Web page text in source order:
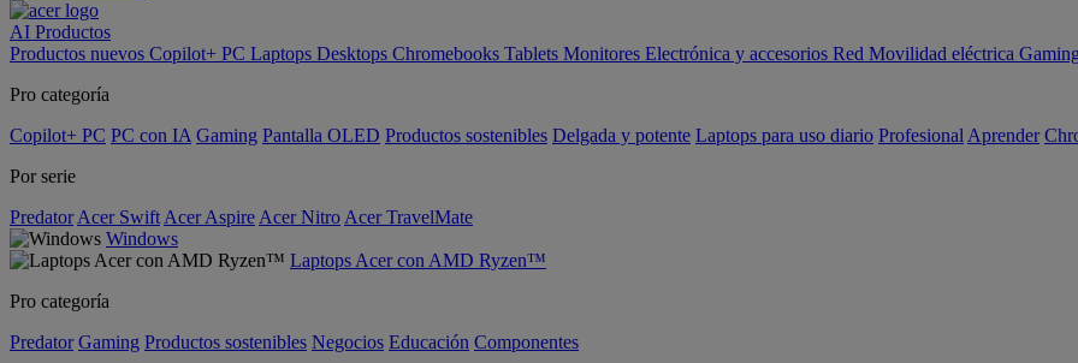
AI Productos
Productos nuevos Copilot+ PC Laptops Desktops Chromebooks Tablets Monitores Electrónica y accesorios Red Movilidad eléctrica
Pro categoría
Copilot+ PC PC con IA Gaming Pantalla OLED Productos sostenibles Delgada y potente Laptops para uso diario Profesional Aprender
Por serie
Predator Acer Swift Acer Aspire Acer Nitro Acer TravelMate
Windows
Laptops Acer con AMD Ryzen™
Pro categoría
Predator Gaming Productos sostenibles Negocios Educación Componentes